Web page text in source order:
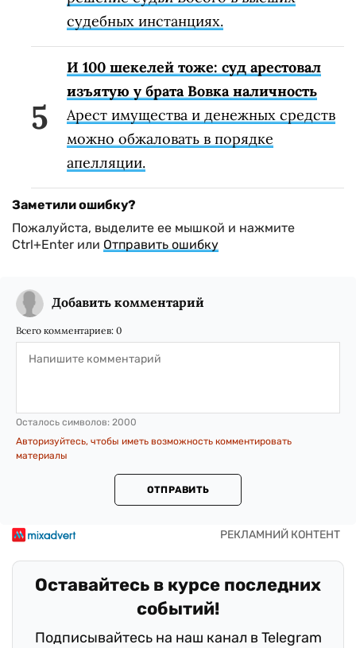
судебных инстанциях.
И 100 шекелей тоже: суд арестовал
изъятую у брата Вовка наличность
Арест имущества и денежных средств
можно обжаловать в порядке
апелляции.
Заметили ошибку?
Пожалуйста, выделите ее мышкой и нажмите
Ctrl+Enter или Отправить ошибку
Добавить комментарий
Всего комментариев: 0
Осталось символов: 2000
Авторизуйтесь, чтобы иметь возможность комментировать
материалы
ОТПРАВИТЬ
Оставайтесь в курсе последних
событий!
Подписывайтесь на наш канал в Telegram